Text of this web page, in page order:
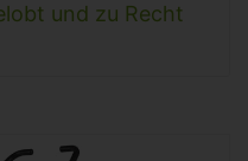
und zu Recht